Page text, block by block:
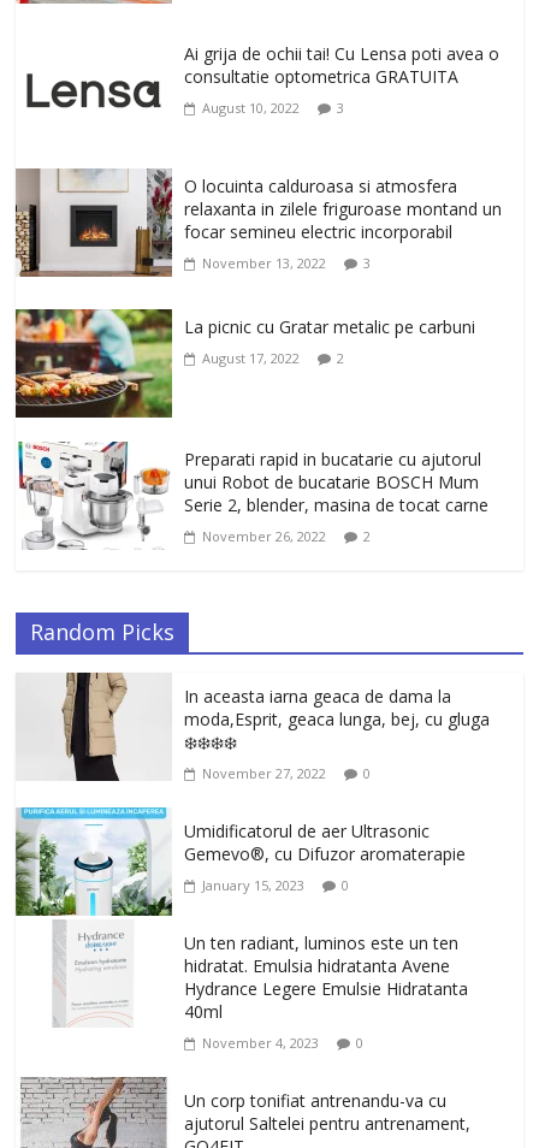
un corp sanatos si armonios dezvoltat,
cu Flexor Fitness-dispozitiv pentru
Un ten regenerat, fara riduri. Crema
antirid Ivatherm pentru o piele neteda si
elastica.
February 6, 2026 0
Ai grija de ochii tai! Cu Lensa poti avea o
consultatie optometrica GRATUITA
August 10, 2022 3
O locuinta calduroasa si atmosfera
relaxanta in zilele friguroase montand un
focar semineu electric incorporabil
November 13, 2022 3
La picnic cu Gratar metalic pe carbuni
August 17, 2022 2
Preparati rapid in bucatarie cu ajutorul
unui Robot de bucatarie BOSCH Mum
Serie 2, blender, masina de tocat carne
November 26, 2022 2
Random Picks
In aceasta iarna geaca de dama la
moda,Esprit, geaca lunga, bej, cu gluga
❄️❄️❄️❄️
November 27, 2022 0
Umidificatorul de aer Ultrasonic
Gemevo®, cu Difuzor aromaterapie
January 15, 2023 0
Un ten radiant, luminos este un ten
hidratat. Emulsia hidratanta Avene
Hydrance Legere Emulsie Hidratanta
40ml
November 4, 2023 0
Un corp tonifiat antrenandu-va cu
ajutorul Saltelei pentru antrenament,